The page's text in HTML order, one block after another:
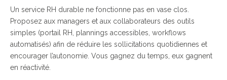
Un service RH durable ne fonctionne pas en vase clos.
Proposez aux managers et aux collaborateurs des outils
simples (portail RH, plannings accessibles, workflows
automatisés) afin de réduire les sollicitations quotidiennes et
encourager l’autonomie. Vous gagnez du temps, eux gagnent
en réactivité.